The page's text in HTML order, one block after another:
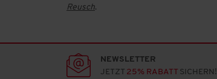
Pantofola d'Oro
Reusch.
NEWSLETTER
JETZT 25% RABATTSICHERN!